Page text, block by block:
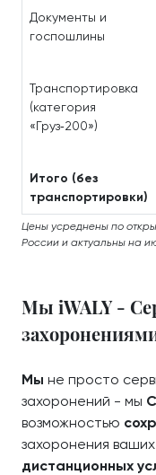
Документы и
госпошлины
Транспортировка
(категория
«Груз‑200»)
Итого (без
транспортировки)
Цены усреднены по
России и актуальны на
Мы iWALY -
Мы не просто
захоронений - мы
возможностью
захоронения ваших
дистанционных